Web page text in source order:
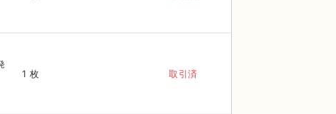
1 枚 取引済